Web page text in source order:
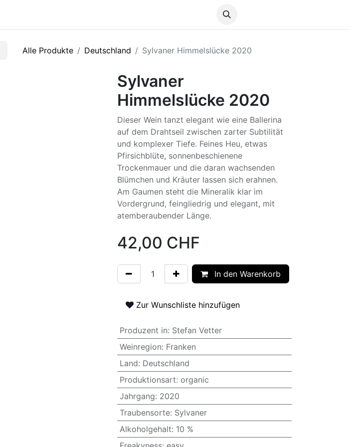
Alle Produkte Deutschland Sylvaner Himmelslücke 2020
Sylvaner
Himmelslücke 2020
Dieser Wein tanzt elegant wie eine Ballerina
auf dem Drahtseil zwischen zarter Subtilität
und komplexer Tiefe. Feines Heu, etwas
Pfirsichblüte, sonnenbeschienene
Trockenmauer und die daran wachsenden
Blümchen und Kräuter lassen sich erahnen.
Am Gaumen steht die Mineralik klar im
Vordergrund, feingliedrig und elegant, mit
atemberaubender Länge.
42,00 CHF
In den Warenkorb
Zur Wunschliste hinzufügen
Produzent in: Stefan Vetter
Weinregion: Franken
Land: Deutschland
Produktionsart: organic
Jahrgang: 2020
Traubensorte: Sylvaner
Alkoholgehalt: 10 %